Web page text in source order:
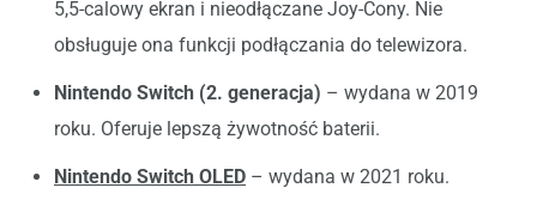
5,5-calowy ekran i nieodłączane Joy-Cony. Nie
obsługuje ona funkcji podłączania do telewizora.
Nintendo Switch (2. generacja) – wydana w 2019
roku. Oferuje lepszą żywotność baterii.
Nintendo Switch OLED – wydana w 2021 roku.